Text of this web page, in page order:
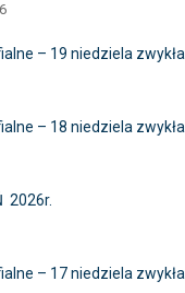
– 19 niedziela zwykła
– 18 niedziela zwykła
2026r.
– 17 niedziela zwykła